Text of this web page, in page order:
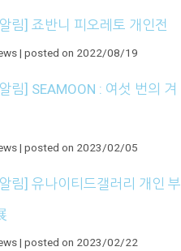
림] 죠반니 피오레토 개인전
| posted on 2022/08/19
림] SEAMOON : 여섯 번의 겨
| posted on 2023/02/05
림] 유나이티드갤러리 개인 부
| posted on 2023/02/22